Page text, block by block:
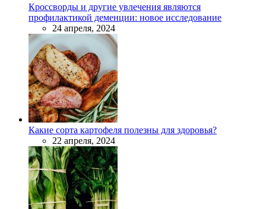
Кроссворды и другие увлечения являются
профилактикой деменции: новое исследование
24 апреля, 2024
Какие сорта картофеля полезны для здоровья?
22 апреля, 2024